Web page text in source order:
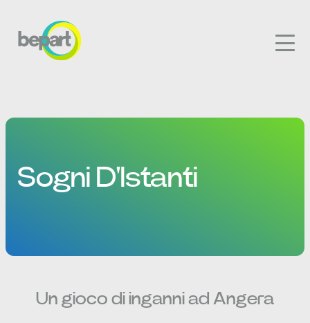
Sogni D'Istanti
Un gioco di inganni ad Angera